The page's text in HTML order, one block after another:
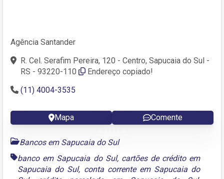
Agência Santander
R. Cel. Serafim Pereira, 120 - Centro, Sapucaia do Sul -
RS - 93220-110
Endereço copiado!
(11) 4004-3535
Mapa Comente
Bancos em Sapucaia do Sul
banco em Sapucaia do Sul, cartões de crédito em
Sapucaia do Sul, conta corrente em Sapucaia do